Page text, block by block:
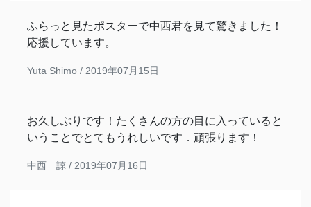
ふらっと見たポスターで中西君を見て驚きました！
応援しています。
Yuta Shimo / 2019年07月15日
お久しぶりです！たくさんの方の目に入っていると
いうことでとてもうれしいです．頑張ります！
中西 諒 / 2019年07月16日